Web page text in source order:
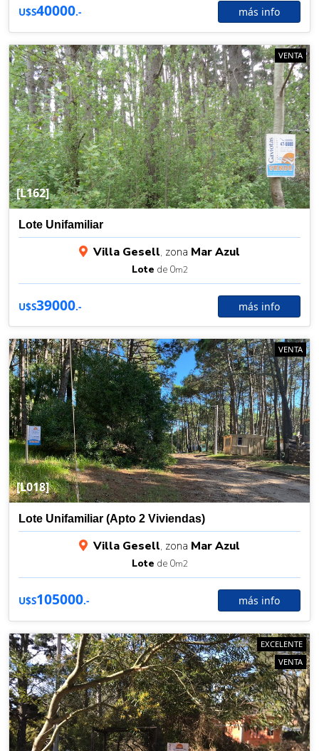
U$S40000.- más info
[L162]
VENTA
Lote Unifamiliar
Villa Gesell, zona Mar Azul
Lote de 0m2
U$S39000.- más info
[L018]
VENTA
Lote Unifamiliar (Apto 2 Viviendas)
Villa Gesell, zona Mar Azul
Lote de 0m2
U$S105000.- más info
EXCELENTE
VENTA